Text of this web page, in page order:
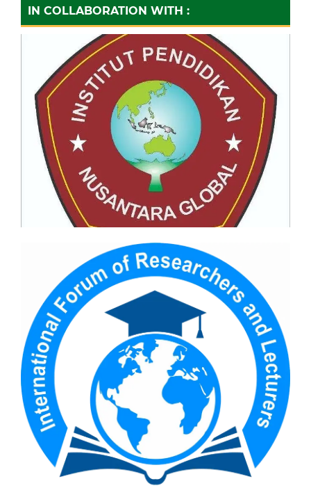
IN COLLABORATION WITH :